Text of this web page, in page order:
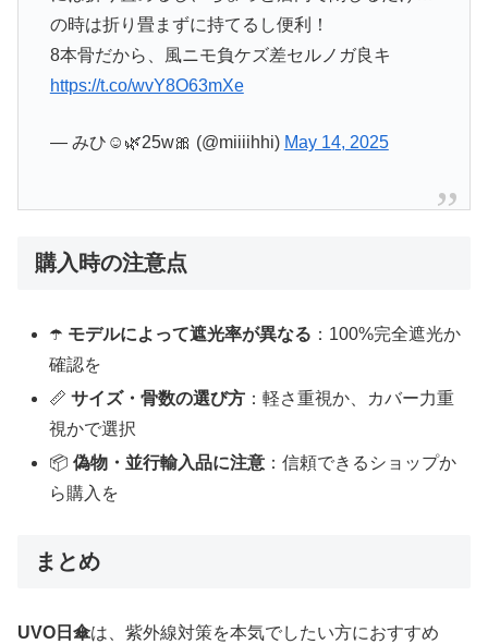
の時は折り畳まずに持てるし便利！
8本骨だから、風ニモ負ケズ差セルノガ良キ
https://t.co/wvY8O63mXe
— みひ☺︎🌿25w🎀 (@miiiihhi) May 14, 2025
購入時の注意点
☂️ モデルによって遮光率が異なる ：100%完全遮光か
確認を
📏サイズ・骨数の選び方 ：軽さ重視か、カバー力重
視かで選択
📦偽物・並行輸入品に注意 ：信頼できるショップか
ら購入を
まとめ
UVO日傘は、紫外線対策を本気でしたい方におすすめ